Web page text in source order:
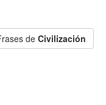
de Civilización